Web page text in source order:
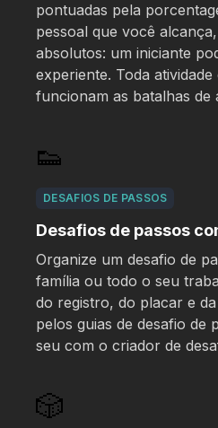
pontuadas pela
pessoal que você
absolutos: um iniciante
experiente. Toda
funcionam as batalhas de
👟
DESAFIOS DE PASSOS
Desafios de passos
Organize um desafio de
família ou todo o seu
do registro, do placar e
pelos guias de desafio de
seu com o criador de
🎲